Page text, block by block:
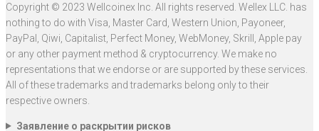
Copyright © 2023 Wellcoinex Inc. All rights reserved. Wellex LLC. has
nothing to do with Visa, Master Card, Western Union, Payoneer,
PayPal, Qiwi, Capitalist, Perfect Money, WebMoney, Skrill, Apple pay
or any other payment method & cryptocurrency. We make no
representations that we endorse or are supported by these services.
All of these trademarks and trademarks belong only to their
respective owners.
Заявление о раскрытии рисков